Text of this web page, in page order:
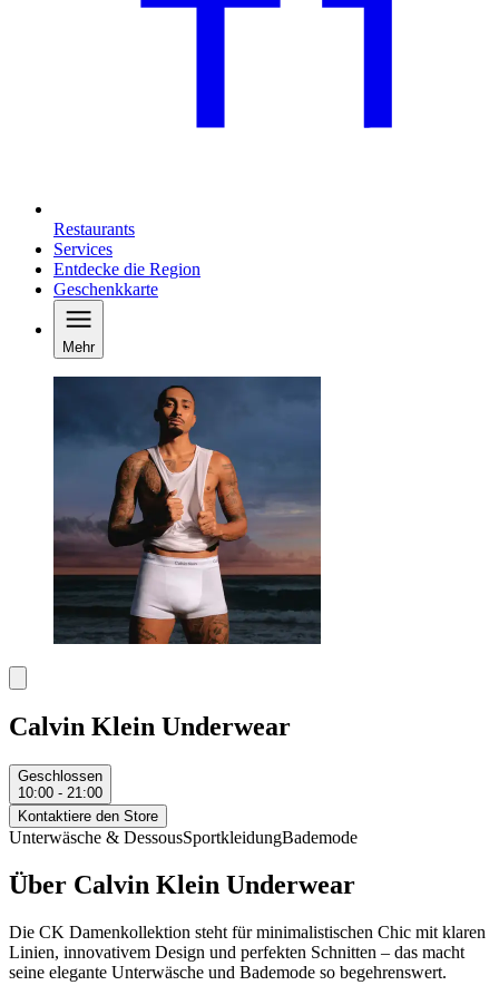
Restaurants
Services
Entdecke die Region
Geschenkkarte
Mehr
Calvin Klein Underwear
Geschlossen
10:00 - 21:00
Kontaktiere den Store
Unterwäsche & DessousSportkleidungBademode
Über Calvin Klein Underwear
Die CK Damenkollektion steht für minimalistischen Chic mit klaren
Linien, innovativem Design und perfekten Schnitten – das macht
seine elegante Unterwäsche und Bademode so begehrenswert.